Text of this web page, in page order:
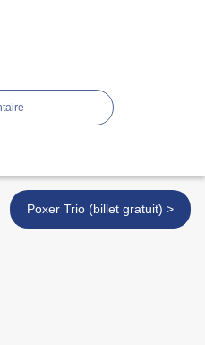
Poxer Trio (billet gratuit) >